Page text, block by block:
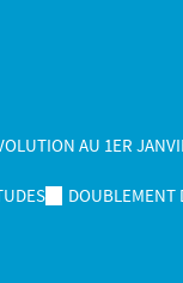
AU 1ER
DOUBLEMENT